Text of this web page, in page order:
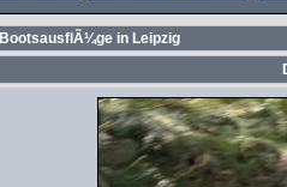
BootsausflÃ¼ge in Leipzig